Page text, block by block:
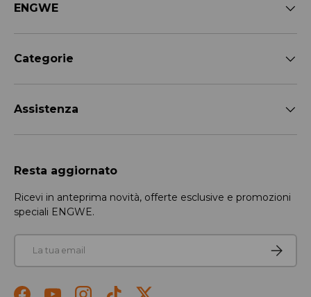
ENGWE
Categorie
Assistenza
Resta aggiornato
Ricevi in anteprima novità, offerte esclusive e promozioni
speciali ENGWE.
Iscriviti